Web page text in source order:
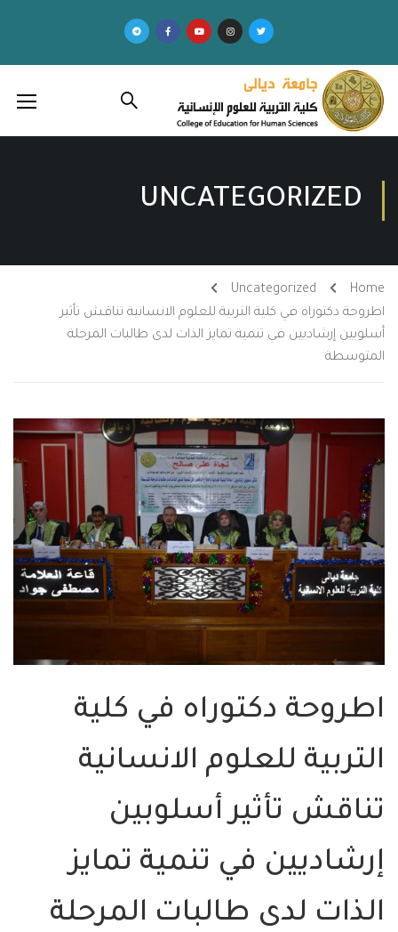
UNCATEGORIZED
Home
Uncategorized
اطروحة دكتوراه في كلية التربية للعلوم الانسانية تناقش تأثير
أسلوبين إرشاديين في تنمية تمايز الذات لدى طالبات المرحلة
المتوسطة
اطروحة دكتوراه في كلية
التربية للعلوم الانسانية
تناقش تأثير أسلوبين
إرشاديين في تنمية تمايز
الذات لدى طالبات المرحلة